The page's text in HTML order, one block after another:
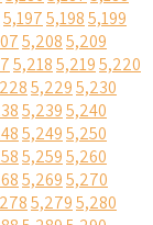
5,1975,1985,199
5,2085,209
5,2185,2195,220
5,2295,230
5,2395,240
5,2495,250
5,2595,260
5,2695,270
5,2795,280